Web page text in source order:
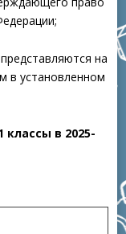
на
в установленном
в 2025-